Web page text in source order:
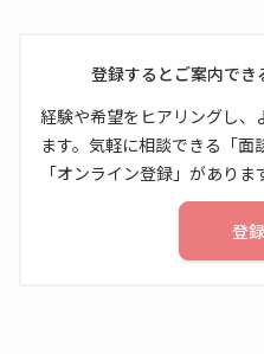
登録するとご案内で
経験や希望をヒアリングし、
ます。気軽に相談できる「
「オンライン登録」がありま
登